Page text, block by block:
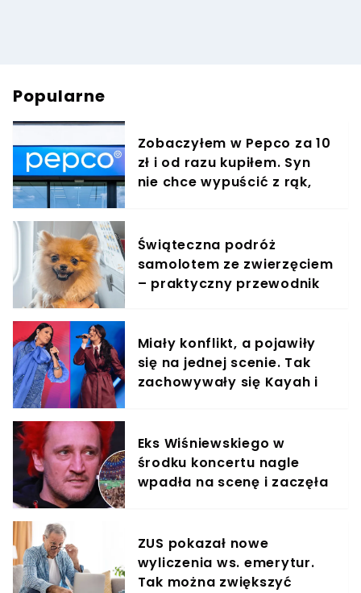
Popularne
Zobaczyłem w Pepco za 10
zł i od razu kupiłem. Syn
nie chce wypuścić z rąk,
Świąteczna podróż
samolotem ze zwierzęciem
– praktyczny przewodnik
Miały konflikt, a pojawiły
się na jednej scenie. Tak
zachowywały się Kayah i
Eks Wiśniewskiego w
środku koncertu nagle
wpadła na scenę i zaczęła
ZUS pokazał nowe
wyliczenia ws. emerytur.
Tak można zwiększyć